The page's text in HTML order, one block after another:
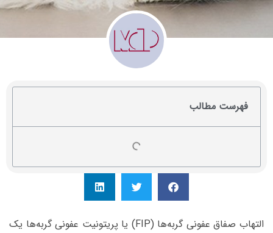
فهرست مطالب
التهاب صفاق عفونی گربه‌ها (FIP) یا پریتونیت عفونی گربه‌ها یک